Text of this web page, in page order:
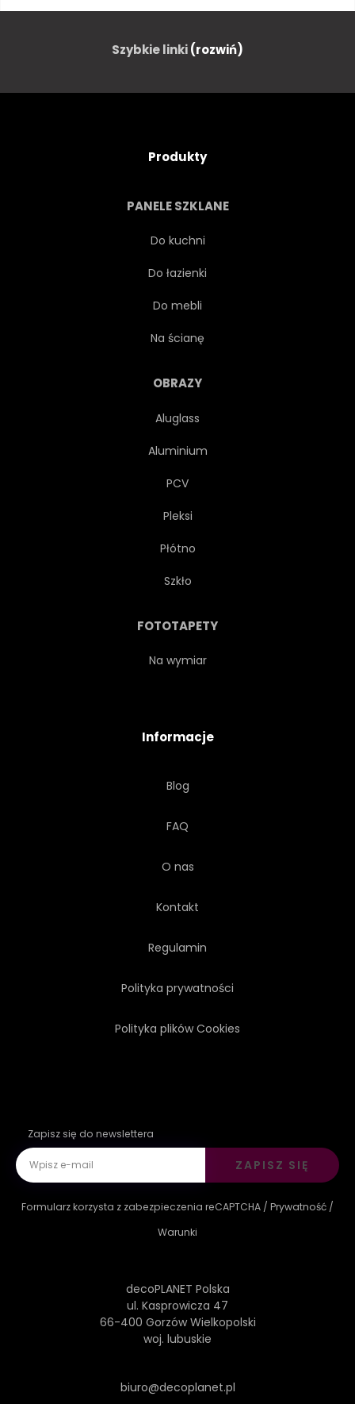
PODRÓŻ POCIĄG
SZYNA ODBLASK
Szybkie linki(rozwiń)
Produkty
PANELE SZKLANE
Do kuchni
Do łazienki
Do mebli
Na ścianę
OBRAZY
Aluglass
Aluminium
PCV
Pleksi
Płótno
Szkło
FOTOTAPETY
Na wymiar
Informacje
Blog
FAQ
O nas
Kontakt
Regulamin
Polityka prywatności
Polityka plików Cookies
Zapisz się do newslettera
ZAPISZ SIĘ
Formularz korzysta z zabezpieczenia reCAPTCHA / Prywatność /
Warunki
decoPLANET Polska
ul. Kasprowicza 47
66-400 Gorzów Wielkopolski
woj. lubuskie
biuro@decoplanet.pl